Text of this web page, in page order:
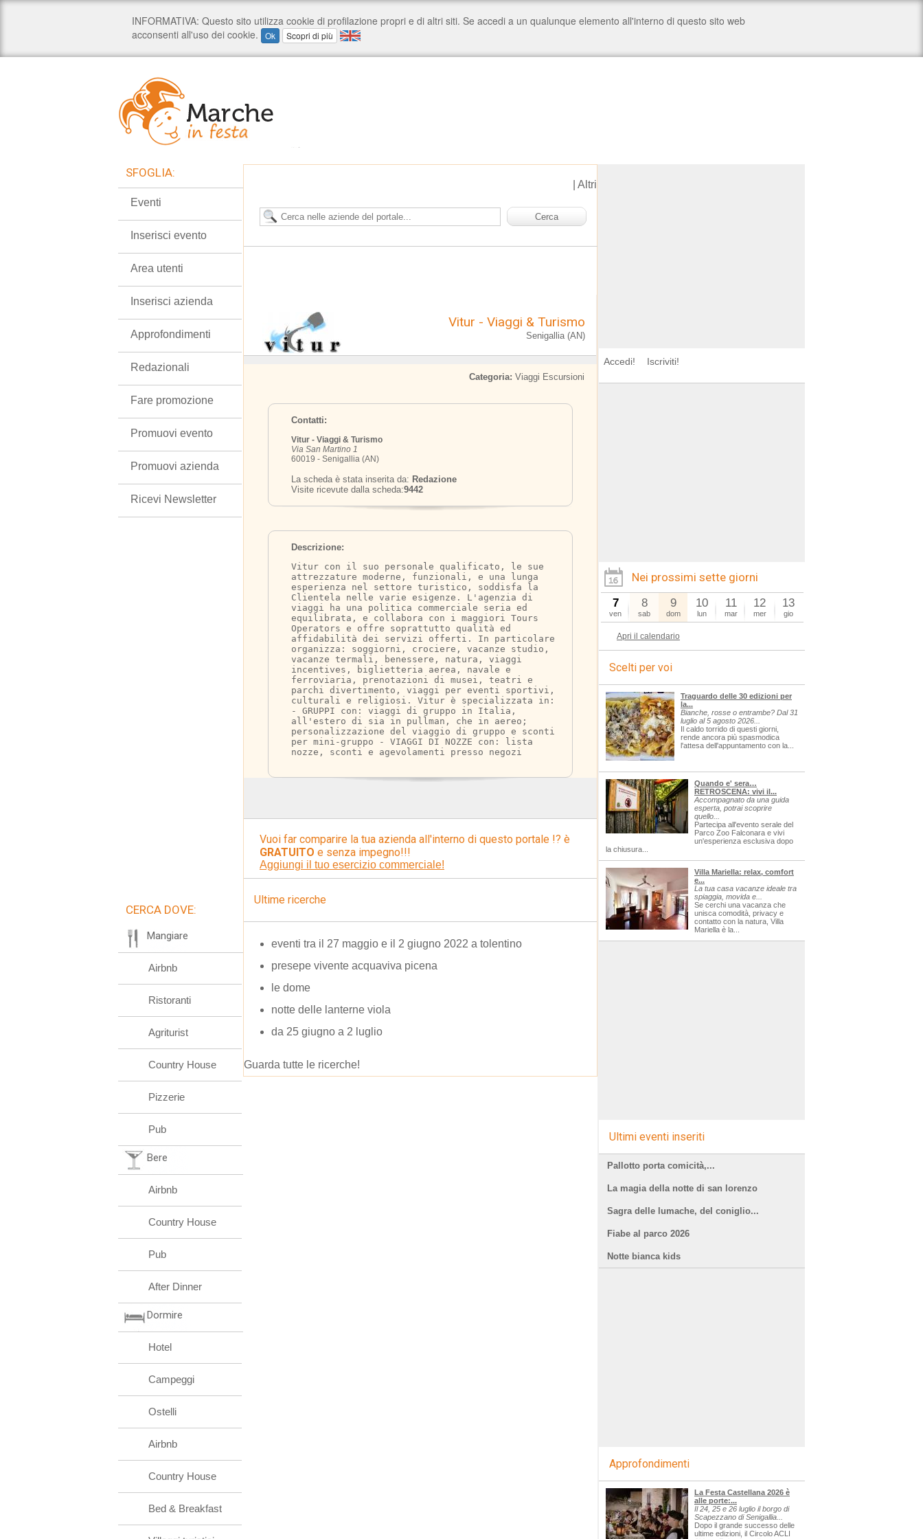
Altri
Vitur - Viaggi & Turismo
Senigallia (AN)
Categoria: Viaggi Escursioni
Contatti:
Vitur - Viaggi & Turismo
Via San Martino 1
60019 - Senigallia (AN)
La scheda è stata inserita da: Redazione
Visite ricevute dalla scheda:9442
Descrizione:
Vitur con il suo personale qualificato, le sue
attrezzature moderne, funzionali, e una lunga
esperienza nel settore turistico, soddisfa la
Clientela nelle varie esigenze. L'agenzia di
viaggi ha una politica commerciale seria ed
equilibrata, e collabora con i maggiori Tours
Operators e offre soprattutto qualità ed
affidabilità dei servizi offerti. In particolare
organizza: soggiorni, crociere, vacanze studio,
vacanze termali, benessere, natura, viaggi
incentives, biglietteria aerea, navale e
ferroviaria, prenotazioni di musei, teatri e
parchi divertimento, viaggi per eventi sportivi,
culturali e religiosi. Vitur è specializzata in:
- GRUPPI con: viaggi di gruppo in Italia,
all'estero di sia in pullman, che in aereo;
personalizzazione del viaggio di gruppo e sconti
per mini-gruppo - VIAGGI DI NOZZE con: lista
nozze, sconti e agevolamenti presso negozi
Vuoi far comparire la tua azienda all'interno di questo portale !? è
GRATUITO e senza impegno!!!
Aggiungi il tuo esercizio commerciale!
Ultime ricerche
eventi tra il 27 maggio e il 2 giugno 2022 a tolentino
presepe vivente acquaviva picena
le dome
notte delle lanterne viola
da 25 giugno a 2 luglio
Guarda tutte le ricerche!
SFOGLIA:
Eventi
Inserisci evento
Area utenti
Inserisci azienda
Approfondimenti
Redazionali
Fare promozione
Promuovi evento
Promuovi azienda
Ricevi Newsletter
CERCA DOVE:
Mangiare
Airbnb
Ristoranti
Agriturist
Country House
Pizzerie
Pub
Bere
Airbnb
Country House
Pub
After Dinner
Dormire
Hotel
Campeggi
Ostelli
Airbnb
Country House
Bed & Breakfast
Accedi! Iscriviti!
Nei prossimi sette giorni
7
ven
8
sab
9
dom
10
lun
11
mar
12
mer
13
gio
Apri il calendario
Scelti per voi
Traguardo delle 30 edizioni per
la...
Bianche, rosse o entrambe? Dal 31
luglio al 5 agosto 2026...
Il caldo torrido di questi giorni,
rende ancora più spasmodica
l'attesa dell'appuntamento con la...
Quando e' sera…
RETROSCENA: vivi il...
Accompagnato da una guida
esperta, potrai scoprire
quello...
Partecipa all'evento serale del
Parco Zoo Falconara e vivi
un'esperienza esclusiva dopo
la chiusura...
Villa Mariella: relax, comfort
e...
La tua casa vacanze ideale tra
spiaggia, movida e...
Se cerchi una vacanza che
unisca comodità, privacy e
contatto con la natura, Villa
Mariella è la...
Ultimi eventi inseriti
Pallotto porta comicità,...
La magia della notte di san lorenzo
Sagra delle lumache, del coniglio...
Fiabe al parco 2026
Notte bianca kids
Approfondimenti
La Festa Castellana 2026 è
alle porte:...
Il 24, 25 e 26 luglio il borgo di
Scapezzano di Senigallia...
Dopo il grande successo delle
ultime edizioni, il Circolo ACLI